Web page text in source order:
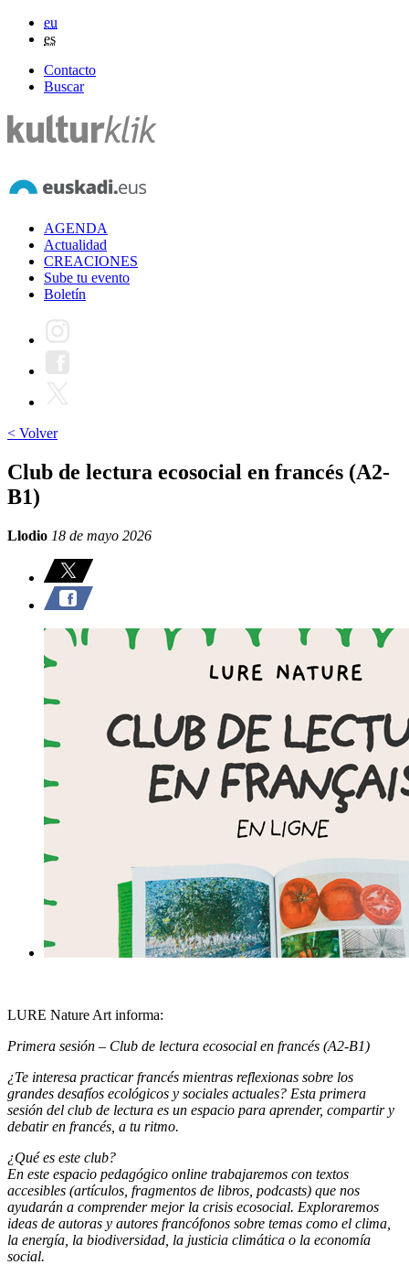
eu
es
Contacto
Buscar
AGENDA
Actualidad
CREACIONES
Sube tu evento
Boletín
< Volver
Club de lectura ecosocial en francés (A2-
B1)
Llodio 18 de mayo 2026
LURE Nature Art informa:
Primera sesión – Club de lectura ecosocial en francés (A2-B1)
¿Te interesa practicar francés mientras reflexionas sobre los
grandes desafíos ecológicos y sociales actuales? Esta primera
sesión del club de lectura es un espacio para aprender, compartir y
debatir en francés, a tu ritmo.
¿Qué es este club?
En este espacio pedagógico online trabajaremos con textos
accesibles (artículos, fragmentos de libros, podcasts) que nos
ayudarán a comprender mejor la crisis ecosocial. Exploraremos
ideas de autoras y autores francófonos sobre temas como el clima,
la energía, la biodiversidad, la justicia climática o la economía
social.